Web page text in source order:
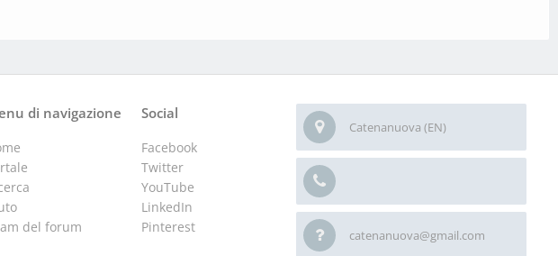
Catenanuova (EN)
catenanuova@gmail.com
Social
Facebook
Twitter
YouTube
LinkedIn
Pinterest
di navigazione
del forum